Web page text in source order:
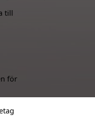
till
för